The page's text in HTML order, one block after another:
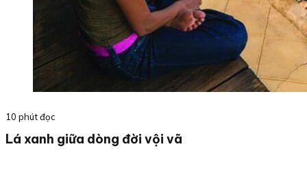
10 phút đọc
Lá xanh giữa dòng đời vội vã